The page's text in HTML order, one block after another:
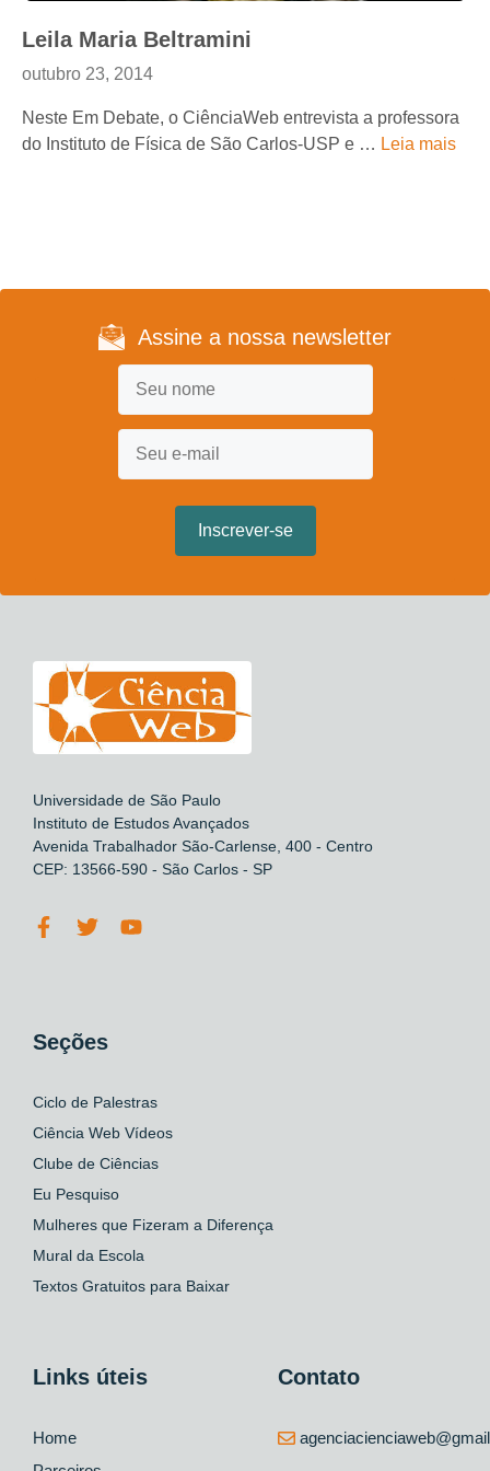
Leila Maria Beltramini
outubro 23, 2014
Neste Em Debate, o CiênciaWeb entrevista a professora
do Instituto de Física de São Carlos-USP e … Leia mais
Assine a nossa newsletter
Universidade de São Paulo
Instituto de Estudos Avançados
Avenida Trabalhador São-Carlense, 400 - Centro
CEP: 13566-590 - São Carlos - SP
Seções
Ciclo de Palestras
Ciência Web Vídeos
Clube de Ciências
Eu Pesquiso
Mulheres que Fizeram a Diferença
Mural da Escola
Textos Gratuitos para Baixar
Links úteis
Home
Contato